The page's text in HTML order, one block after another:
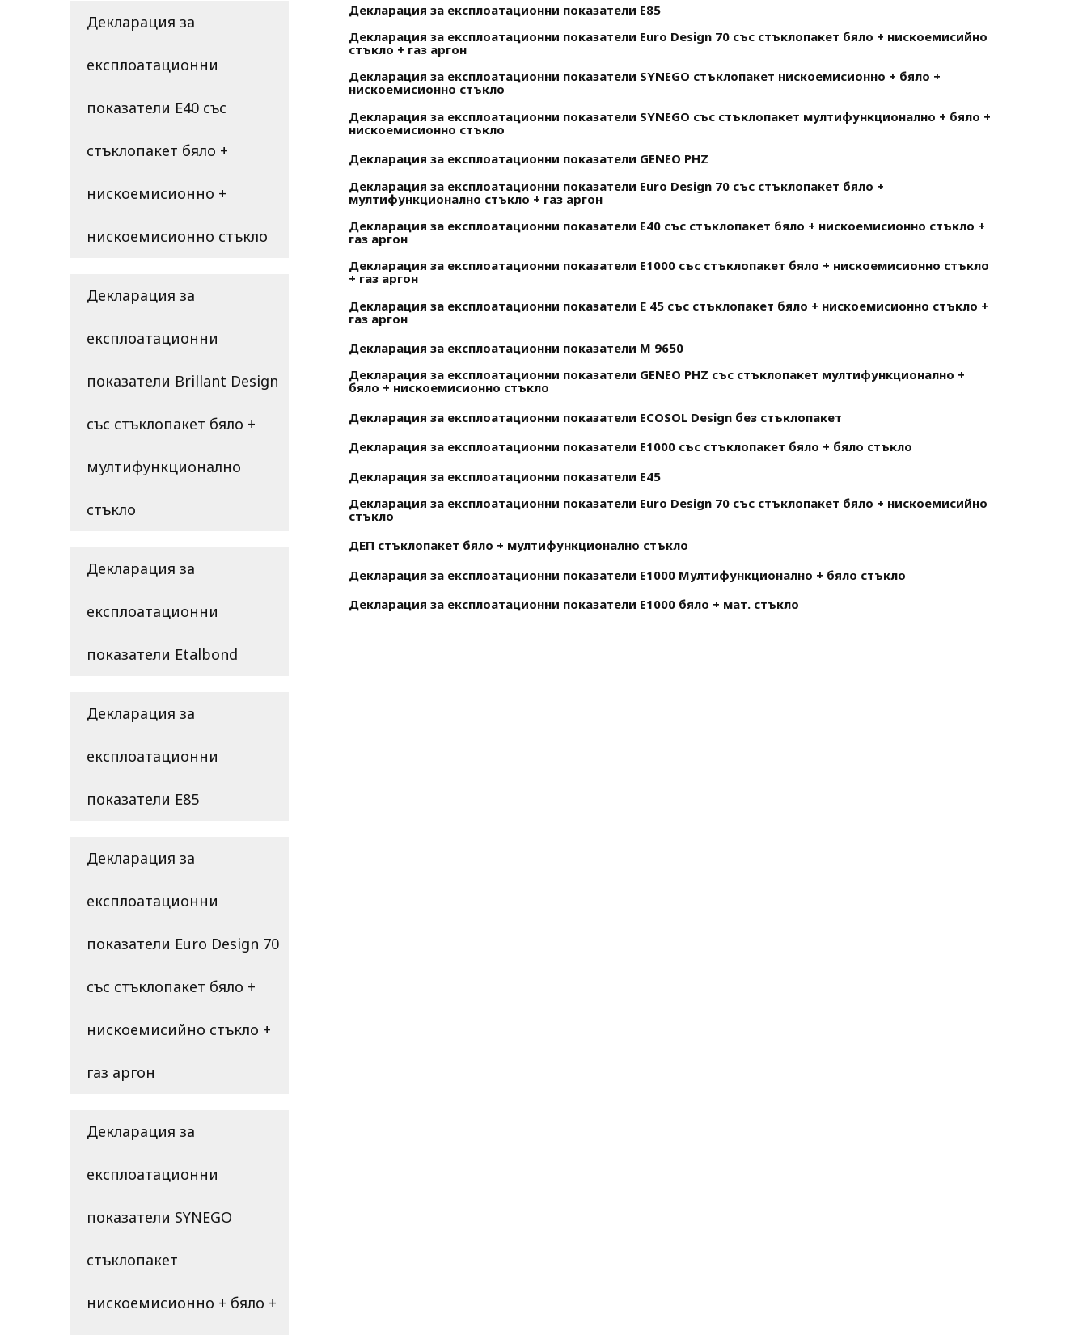
Декларация за експлоатационни показатели E85
Декларация за експлоатационни показатели Euro Design 70 със стъклопакет бяло + нискоемисийно
стъкло + газ аргон
Декларация за експлоатационни показатели SYNEGO стъклопакет нискоемисионно + бяло +
нискоемисионно стъкло
Декларация за експлоатационни показатели SYNEGO със стъклопакет мултифункционално + бяло +
нискоемисионно стъкло
Декларация за експлоатационни показатели GENEO PHZ
Декларация за експлоатационни показатели Euro Design 70 със стъклопакет бяло +
мултифункционално стъкло + газ аргон
Декларация за експлоатационни показатели E40 със стъклопакет бяло + нискоемисионно стъкло +
газ аргон
Декларация за експлоатационни показатели E1000 със стъклопакет бяло + нискоемисионно стъкло
+ газ аргон
Декларация за експлоатационни показатели Е 45 със стъклопакет бяло + нискоемисионно стъкло +
газ аргон
Декларация за експлоатационни показатели М 9650
Декларация за експлоатационни показатели GENEO PHZ със стъклопакет мултифункционално +
бяло + нискоемисионно стъкло
Декларация за експлоатационни показатели ECOSOL Design без стъклопакет
Декларация за експлоатационни показатели E1000 със стъклопакет бяло + бяло стъкло
Декларация за експлоатационни показатели E45
Декларация за експлоатационни показатели Euro Design 70 със стъклопакет бяло + нискоемисийно
стъкло
ДЕП стъклопакет бяло + мултифункционално стъкло
Декларация за експлоатационни показатели E1000 Мултифункционално + бяло стъкло
Декларация за експлоатационни показатели E1000 бяло + мат. стъкло
Декларация за
експлоатационни
показатели E40 със
стъклопакет бяло +
нискоемисионно +
нискоемисионно стъкло
Декларация за
експлоатационни
показатели Brillant Design
със стъклопакет бяло +
мултифункционално
стъкло
Декларация за
експлоатационни
показатели Etalbond
Декларация за
експлоатационни
показатели E85
Декларация за
експлоатационни
показатели Euro Design 70
със стъклопакет бяло +
нискоемисийно стъкло +
газ аргон
Декларация за
експлоатационни
показатели SYNEGO
стъклопакет
нискоемисионно + бяло +